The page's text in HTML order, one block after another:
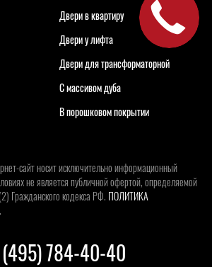
784-40-40
Двери в квартиру
Двери у лифта
Двери для трансформаторной
С массивом дуба
В порошковом покрытии
сайт носит исключительно информационный
не является публичной офертой, определяемой
Гражданского кодекса РФ. ПОЛИТИКА
.